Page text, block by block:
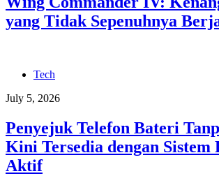
yang Tidak Sepenuhnya
Tech
July 5, 2026
Penyejuk Telefon Bateri
Kini Tersedia dengan Sistem
Aktif